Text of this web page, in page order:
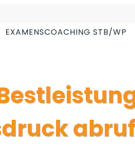
EXAMENSCOACHING STB/WP
bewährten